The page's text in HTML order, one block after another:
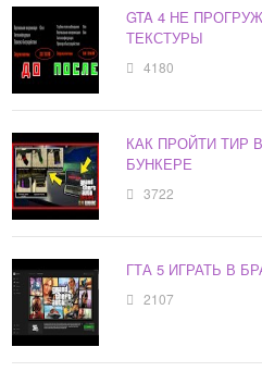
GTA 4 НЕ
ТЕКСТУРЫ
4180
КАК ПРОЙТИ ТИР
БУНКЕРЕ
3722
ГТА 5 ИГРАТЬ В
2107